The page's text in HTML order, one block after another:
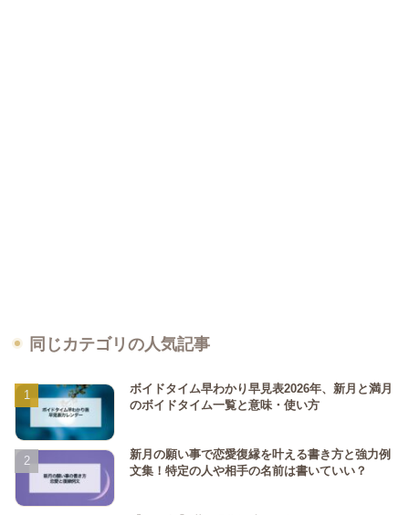
同じカテゴリの人気記事
ボイドタイム早わかり早見表2026年、新月と満月
のボイドタイム一覧と意味・使い方
新月の願い事で恋愛復縁を叶える書き方と強力例
文集！特定の人や相手の名前は書いていい？